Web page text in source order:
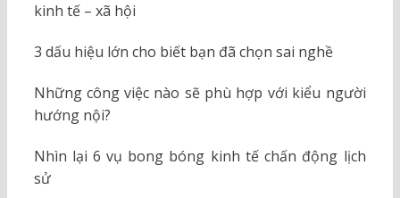
kinh tế – xã hội
3 dấu hiệu lớn cho biết bạn đã chọn sai nghề
Những công việc nào sẽ phù hợp với kiểu người
hướng nội?
Nhìn lại 6 vụ bong bóng kinh tế chấn động lịch
sử